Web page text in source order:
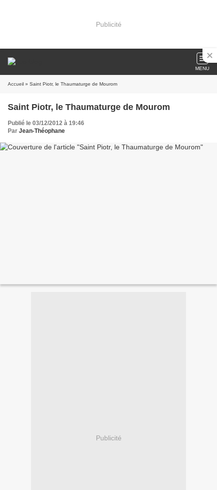
Publicité
MENU
Accueil » Saint Piotr, le Thaumaturge de Mourom
Saint Piotr, le Thaumaturge de Mourom
Publié le 03/12/2012 à 19:46
Par Jean-Théophane
Publicité